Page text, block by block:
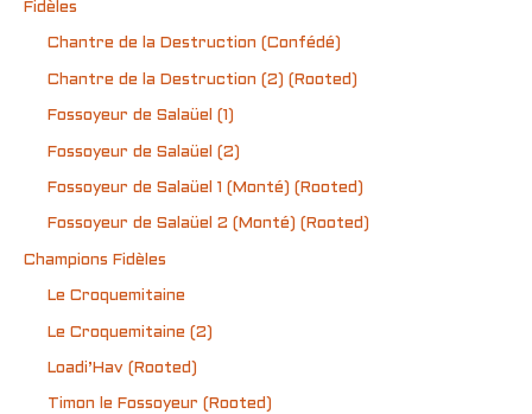
Fidèles
Chantre de la Destruction (Confédé)
Chantre de la Destruction (2) (Rooted)
Fossoyeur de Salaüel (1)
Fossoyeur de Salaüel (2)
Fossoyeur de Salaüel 1 (Monté) (Rooted)
Fossoyeur de Salaüel 2 (Monté) (Rooted)
Champions Fidèles
Le Croquemitaine
Le Croquemitaine (2)
Loadi’Hav (Rooted)
Timon le Fossoyeur (Rooted)